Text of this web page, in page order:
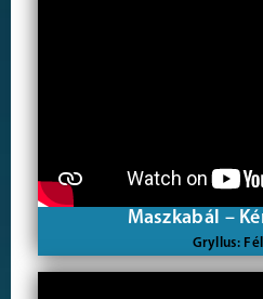
Maszkabál –
Gryllus: